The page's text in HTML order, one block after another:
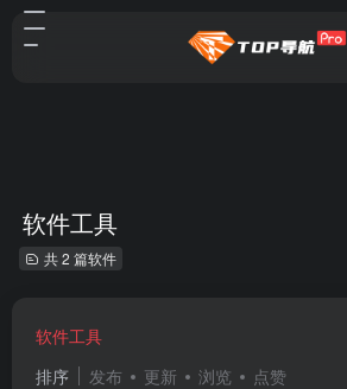
软件工具
共 2 篇软件
软件工具
排序
发布 更新 浏览 点赞